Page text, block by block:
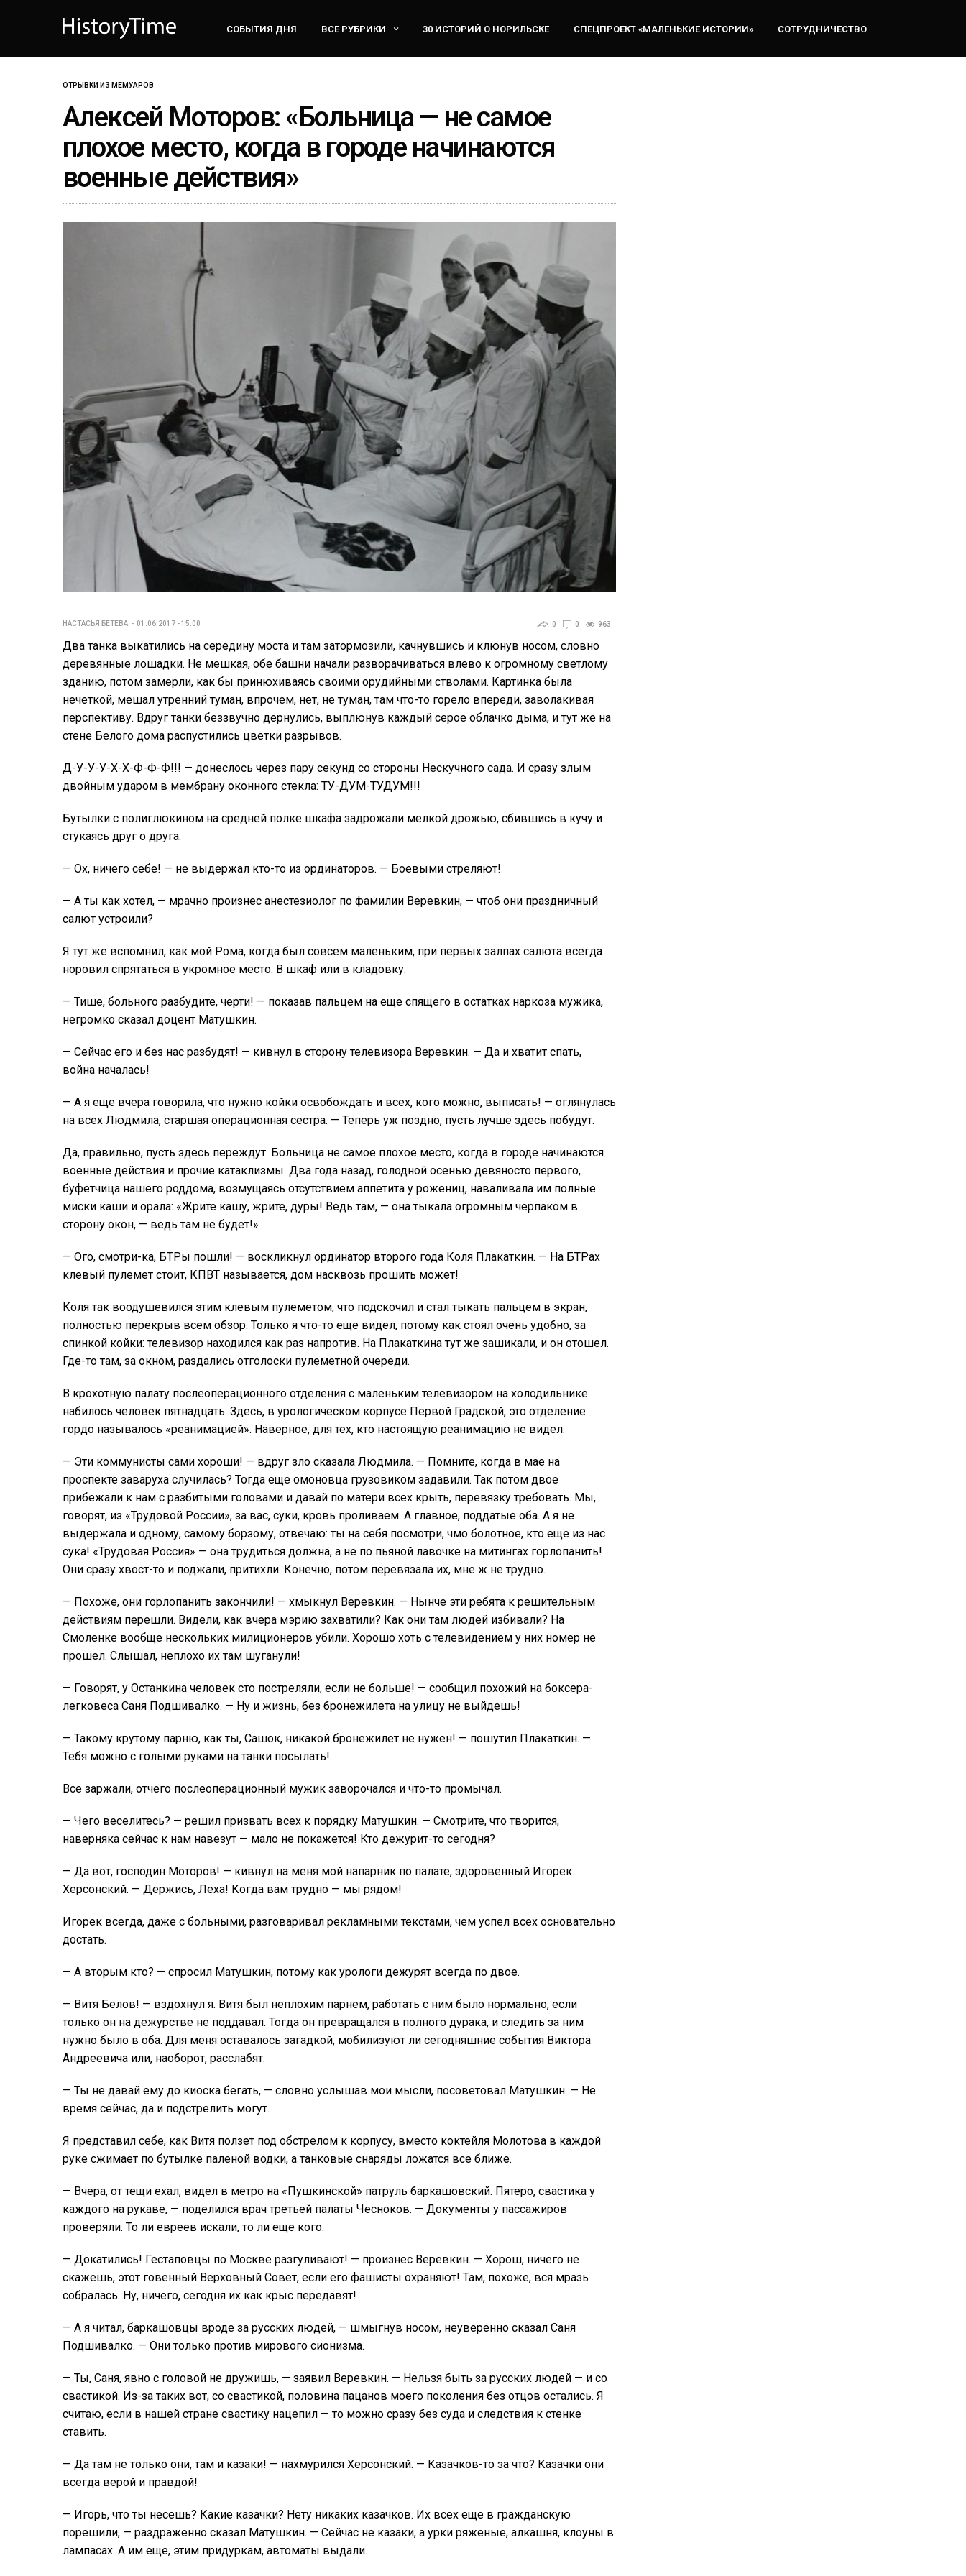
СОБЫТИЯ ДНЯ ВСЕ РУБРИКИ 30 ИСТОРИЙ О НОРИЛЬСКЕ СПЕЦПРОЕКТ «МАЛЕНЬКИЕ ИСТОРИИ» СОТРУДНИЧЕСТВО
ОТРЫВКИ ИЗ МЕМУАРОВ
Алексей Моторов: «Больница — не самое
плохое место, когда в городе начинаются
военные действия»
НАСТАСЬЯ БЕТЕВА 01.06.2017 - 15:00 0 0 963
Два танка выкатились на середину моста и там затормозили, качнувшись и клюнув носом, словно
деревянные лошадки. Не мешкая, обе башни начали разворачиваться влево к огромному светлому
зданию, потом замерли, как бы принюхиваясь своими орудийными стволами. Картинка была
нечеткой, мешал утренний туман, впрочем, нет, не туман, там что-то горело впереди, заволакивая
перспективу. Вдруг танки беззвучно дернулись, выплюнув каждый серое облачко дыма, и тут же на
стене Белого дома распустились цветки разрывов.
Д-У-У-У-Х-Х-Ф-Ф-Ф!!! — донеслось через пару секунд со стороны Нескучного сада. И сразу злым
двойным ударом в мембрану оконного стекла: ТУ-ДУМ-ТУДУМ!!!
Бутылки с полиглюкином на средней полке шкафа задрожали мелкой дрожью, сбившись в кучу и
стукаясь друг о друга.
— Ох, ничего себе! — не выдержал кто-то из ординаторов. — Боевыми стреляют!
— А ты как хотел, — мрачно произнес анестезиолог по фамилии Веревкин, — чтоб они праздничный
салют устроили?
Я тут же вспомнил, как мой Рома, когда был совсем маленьким, при первых залпах салюта всегда
норовил спрятаться в укромное место. В шкаф или в кладовку.
— Тише, больного разбудите, черти! — показав пальцем на еще спящего в остатках наркоза мужика,
негромко сказал доцент Матушкин.
— Сейчас его и без нас разбудят! — кивнул в сторону телевизора Веревкин. — Да и хватит спать,
война началась!
— А я еще вчера говорила, что нужно койки освобождать и всех, кого можно, выписать! — оглянулась
на всех Людмила, старшая операционная сестра. — Теперь уж поздно, пусть лучше здесь побудут.
Да, правильно, пусть здесь переждут. Больница не самое плохое место, когда в городе начинаются
военные действия и прочие катаклизмы. Два года назад, голодной осенью девяносто первого,
буфетчица нашего роддома, возмущаясь отсутствием аппетита у рожениц, наваливала им полные
миски каши и орала: «Жрите кашу, жрите, дуры! Ведь там, — она тыкала огромным черпаком в
сторону окон, — ведь там не будет!»
— Ого, смотри-ка, БТРы пошли! — воскликнул ординатор второго года Коля Плакаткин. — На БТРах
клевый пулемет стоит, КПВТ называется, дом насквозь прошить может!
Коля так воодушевился этим клевым пулеметом, что подскочил и стал тыкать пальцем в экран,
полностью перекрыв всем обзор. Только я что-то еще видел, потому как стоял очень удобно, за
спинкой койки: телевизор находился как раз напротив. На Плакаткина тут же зашикали, и он отошел.
Где-то там, за окном, раздались отголоски пулеметной очереди.
В крохотную палату послеоперационного отделения с маленьким телевизором на холодильнике
набилось человек пятнадцать. Здесь, в урологическом корпусе Первой Градской, это отделение
гордо называлось «реанимацией». Наверное, для тех, кто настоящую реанимацию не видел.
— Эти коммунисты сами хороши! — вдруг зло сказала Людмила. — Помните, когда в мае на
проспекте заваруха случилась? Тогда еще омоновца грузовиком задавили. Так потом двое
прибежали к нам с разбитыми головами и давай по матери всех крыть, перевязку требовать. Мы,
говорят, из «Трудовой России», за вас, суки, кровь проливаем. А главное, поддатые оба. А я не
выдержала и одному, самому борзому, отвечаю: ты на себя посмотри, чмо болотное, кто еще из нас
сука! «Трудовая Россия» — она трудиться должна, а не по пьяной лавочке на митингах горлопанить!
Они сразу хвост-то и поджали, притихли. Конечно, потом перевязала их, мне ж не трудно.
— Похоже, они горлопанить закончили! — хмыкнул Веревкин. — Нынче эти ребята к решительным
действиям перешли. Видели, как вчера мэрию захватили? Как они там людей избивали? На
Смоленке вообще нескольких милиционеров убили. Хорошо хоть с телевидением у них номер не
прошел. Слышал, неплохо их там шуганули!
— Говорят, у Останкина человек сто постреляли, если не больше! — сообщил похожий на боксера-
легковеса Саня Подшивалко. — Ну и жизнь, без бронежилета на улицу не выйдешь!
— Такому крутому парню, как ты, Сашок, никакой бронежилет не нужен! — пошутил Плакаткин. —
Тебя можно с голыми руками на танки посылать!
Все заржали, отчего послеоперационный мужик заворочался и что-то промычал.
— Чего веселитесь? — решил призвать всех к порядку Матушкин. — Смотрите, что творится,
наверняка сейчас к нам навезут — мало не покажется! Кто дежурит-то сегодня?
— Да вот, господин Моторов! — кивнул на меня мой напарник по палате, здоровенный Игорек
Херсонский. — Держись, Леха! Когда вам трудно — мы рядом!
Игорек всегда, даже с больными, разговаривал рекламными текстами, чем успел всех основательно
достать.
— А вторым кто? — спросил Матушкин, потому как урологи дежурят всегда по двое.
— Витя Белов! — вздохнул я. Витя был неплохим парнем, работать с ним было нормально, если
только он на дежурстве не поддавал. Тогда он превращался в полного дурака, и следить за ним
нужно было в оба. Для меня оставалось загадкой, мобилизуют ли сегодняшние события Виктора
Андреевича или, наоборот, расслабят.
— Ты не давай ему до киоска бегать, — словно услышав мои мысли, посоветовал Матушкин. — Не
время сейчас, да и подстрелить могут.
Я представил себе, как Витя ползет под обстрелом к корпусу, вместо коктейля Молотова в каждой
руке сжимает по бутылке паленой водки, а танковые снаряды ложатся все ближе.
— Вчера, от тещи ехал, видел в метро на «Пушкинской» патруль баркашовский. Пятеро, свастика у
каждого на рукаве, — поделился врач третьей палаты Чесноков. — Документы у пассажиров
проверяли. То ли евреев искали, то ли еще кого.
— Докатились! Гестаповцы по Москве разгуливают! — произнес Веревкин. — Хорош, ничего не
скажешь, этот говенный Верховный Совет, если его фашисты охраняют! Там, похоже, вся мразь
собралась. Ну, ничего, сегодня их как крыс передавят!
— А я читал, баркашовцы вроде за русских людей, — шмыгнув носом, неуверенно сказал Саня
Подшивалко. — Они только против мирового сионизма.
— Ты, Саня, явно с головой не дружишь, — заявил Веревкин. — Нельзя быть за русских людей — и со
свастикой. Из-за таких вот, со свастикой, половина пацанов моего поколения без отцов остались. Я
считаю, если в нашей стране свастику нацепил — то можно сразу без суда и следствия к стенке
ставить.
— Да там не только они, там и казаки! — нахмурился Херсонский. — Казачков-то за что? Казачки они
всегда верой и правдой!
— Игорь, что ты несешь? Какие казачки? Нету никаких казачков. Их всех еще в гражданскую
порешили, — раздраженно сказал Матушкин. — Сейчас не казаки, а урки ряженые, алкашня, клоуны в
лампасах. А им еще, этим придуркам, автоматы выдали.